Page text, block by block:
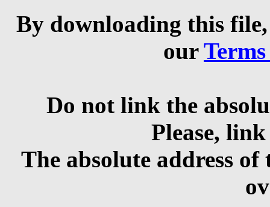
By downloading this
our
Do not link the
Please,
The absolute address